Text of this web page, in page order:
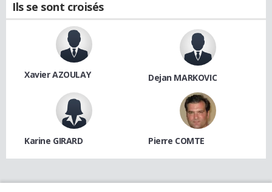
Ils se sont croisés
Xavier AZOULAY Dejan MARKOVIC
Karine GIRARD Pierre COMTE